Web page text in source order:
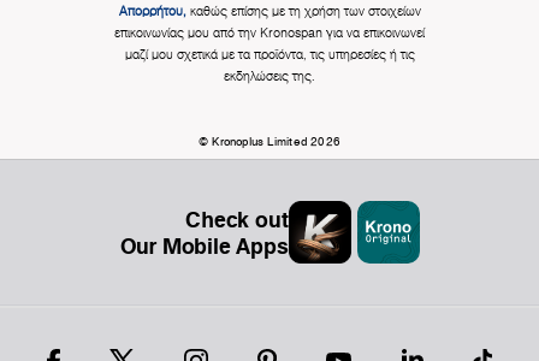
Απορρήτου,καθώς επίσης με τη χρήση των στοιχείων
επικοινωνίας μου από την Kronospan για να επικοινωνεί
μαζί μου σχετικά με τα προϊόντα, τις υπηρεσίες ή τις
εκδηλώσεις της.
© Kronoplus Limited 2026
Check out
Our Mobile Apps